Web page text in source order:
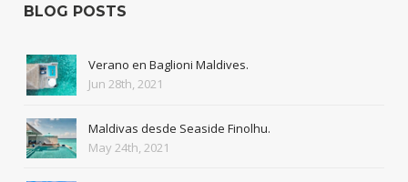
BLOG POSTS
Verano en Baglioni Maldives.
Jun 28th, 2021
Maldivas desde Seaside Finolhu.
May 24th, 2021